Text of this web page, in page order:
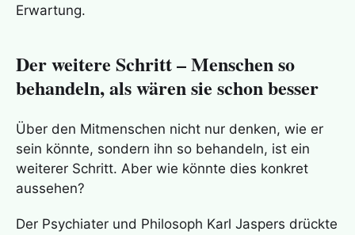
Erwartung.
Der weitere Schritt – Menschen so
behandeln, als wären sie schon besser
Über den Mitmenschen nicht nur denken, wie er
sein könnte, sondern ihn so behandeln, ist ein
weiterer Schritt. Aber wie könnte dies konkret
aussehen?
Der Psychiater und Philosoph Karl Jaspers drückte